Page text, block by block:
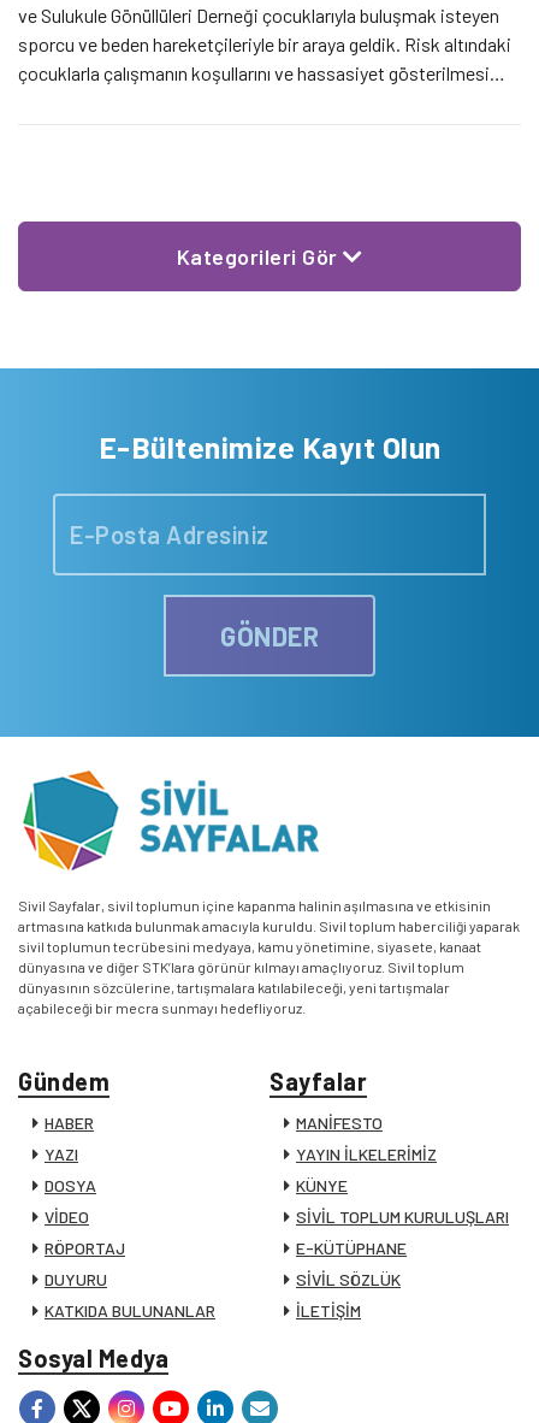
ve Sulukule Gönüllüleri Derneği çocuklarıyla buluşmak isteyen
sporcu ve beden hareketçileriyle bir araya geldik. Risk altındaki
çocuklarla çalışmanın koşullarını ve hassasiyet gösterilmesi
hareketinin sosyal faydaya nasıl dönüştürülebileceğini tartıştık.
Kategorileri Gör
E-Bültenimize Kayıt Olun
GÖNDER
Sivil Sayfalar, sivil toplumun içine kapanma halinin aşılmasına ve etkisinin
artmasına katkıda bulunmak amacıyla kuruldu. Sivil toplum haberciliği yaparak
sivil toplumun tecrübesini medyaya, kamu yönetimine, siyasete, kanaat
dünyasına ve diğer STK’lara görünür kılmayı amaçlıyoruz. Sivil toplum
dünyasının sözcülerine, tartışmalara katılabileceği, yeni tartışmalar
açabileceği bir mecra sunmayı hedefliyoruz.
Gündem
HABER
YAZI
DOSYA
VİDEO
RÖPORTAJ
DUYURU
KATKIDA BULUNANLAR
Sayfalar
MANİFESTO
YAYIN İLKELERİMİZ
KÜNYE
SİVİL TOPLUM KURULUŞLARI
E-KÜTÜPHANE
SİVİL SÖZLÜK
İLETİŞİM
Sosyal Medya